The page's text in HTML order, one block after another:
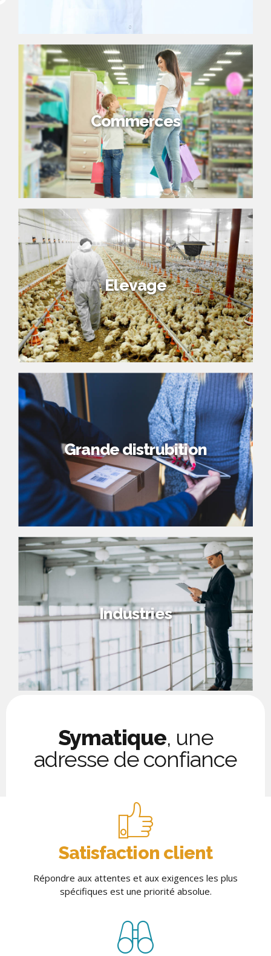
Commerces
Elevage
Grande distrubition
Industries
Symatique, une
adresse de confiance
Satisfaction client
Répondre aux attentes et aux exigences les plus
spécifiques est une priorité absolue.